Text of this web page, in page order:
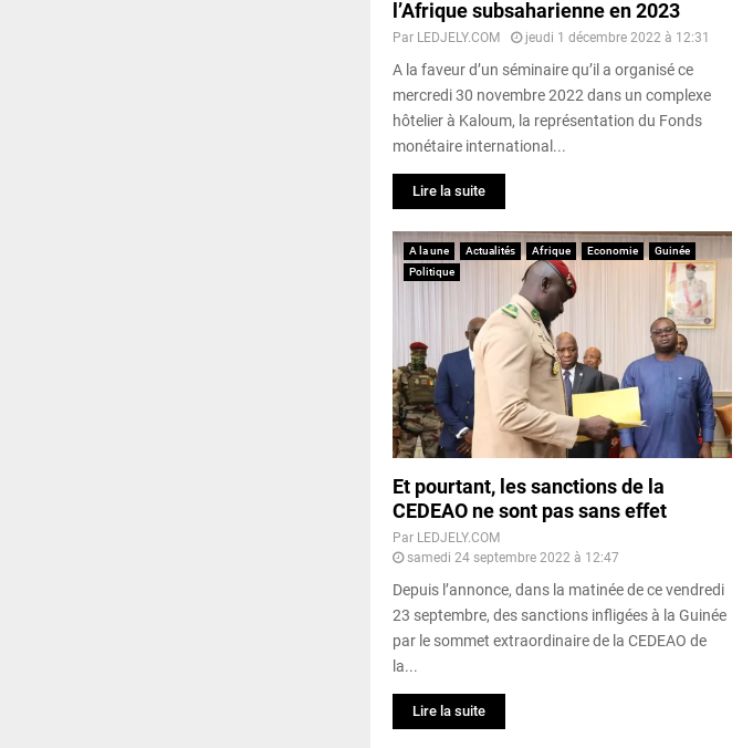
l’Afrique subsaharienne en 2023
Par LEDJELY.COM jeudi 1 décembre 2022 à 12:31
A la faveur d’un séminaire qu’il a organisé ce
mercredi 30 novembre 2022 dans un complexe
hôtelier à Kaloum, la représentation du Fonds
monétaire international...
Lire la suite
A la une Actualités Afrique Economie
Guinée
Politique
Et pourtant, les sanctions de la
CEDEAO ne sont pas sans effet
Par LEDJELY.COM
samedi 24 septembre 2022 à 12:47
Depuis l’annonce, dans la matinée de ce vendredi
23 septembre, des sanctions infligées à la Guinée
par le sommet extraordinaire de la CEDEAO de
la...
Lire la suite